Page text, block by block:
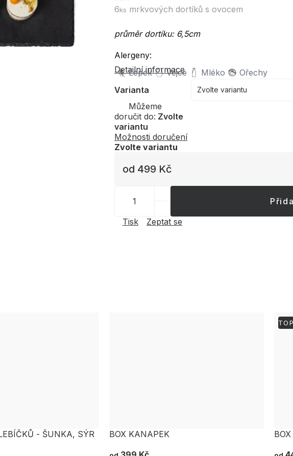
od 499 Kč
Zvolte variantu
Varianta
Můžeme
doručit do: Zvolte
variantu
Možnosti doručení
6ks mrkvových dortíků s ovocem
průměr dortíku: 6,5cm
Alergeny:
Lepek
Vejce Mléko Ořechy
Detailní informace
Tisk Zeptat se
- ŠUNKA, SÝR BOX KANAPEK